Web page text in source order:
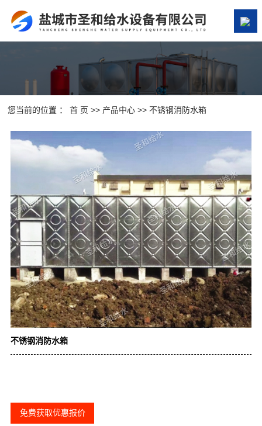
关于我们
产品中心
案例展示
新闻资讯
联系我们
您当前的位置 ：首 页 >> 产品中心 >>不锈钢消防水箱
不锈钢消防水箱
免费获取优惠报价